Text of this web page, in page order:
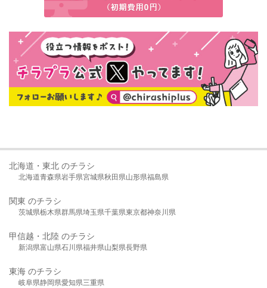
北海道・東北 のチラシ
北海道青森県岩手県宮城県秋田県山形県福島県
関東 のチラシ
茨城県栃木県群馬県埼玉県千葉県東京都神奈川県
甲信越・北陸 のチラシ
新潟県富山県石川県福井県山梨県長野県
東海 のチラシ
岐阜県静岡県愛知県三重県